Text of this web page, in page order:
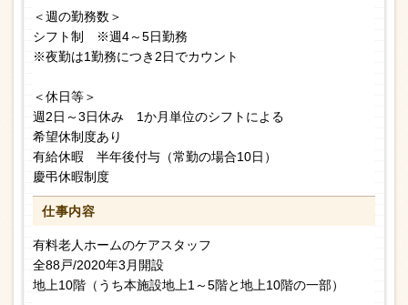
＜週の勤務数＞
シフト制 ※週4～5日勤務
※夜勤は1勤務につき2日でカウント
＜休日等＞
週2日～3日休み 1か月単位のシフトによる
希望休制度あり
有給休暇 半年後付与（常勤の場合10日）
慶弔休暇制度
仕事内容
有料老人ホームのケアスタッフ
全88戸/2020年3月開設
地上10階（うち本施設地上1～5階と地上10階の一部）